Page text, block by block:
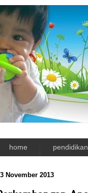
home pendidikan
November 2013